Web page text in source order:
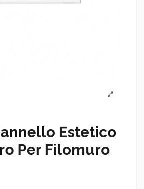
Estetico
Per Filomuro